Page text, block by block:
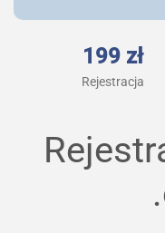
199 zł
Rejestracja